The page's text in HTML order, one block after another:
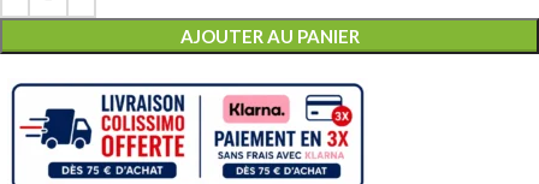
AJOUTER AU PANIER